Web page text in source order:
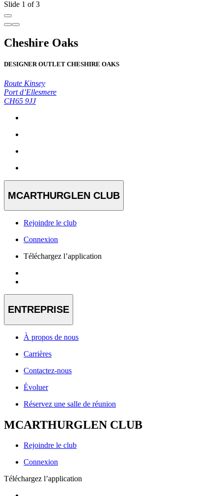
Slide 1 of 3
Cheshire Oaks
DESIGNER OUTLET CHESHIRE OAKS
Route Kinsey
Port d’Ellesmere
CH65 9JJ
MCARTHURGLEN CLUB
Rejoindre le club
Connexion
Téléchargez l’application
ENTREPRISE
À propos de nous
Carrières
Contactez-nous
Évoluer
Réservez une salle de réunion
MCARTHURGLEN CLUB
Rejoindre le club
Connexion
Téléchargez l’application